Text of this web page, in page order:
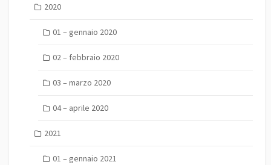
2020
01 – gennaio 2020
02 – febbraio 2020
03 – marzo 2020
04 – aprile 2020
2021
01 – gennaio 2021